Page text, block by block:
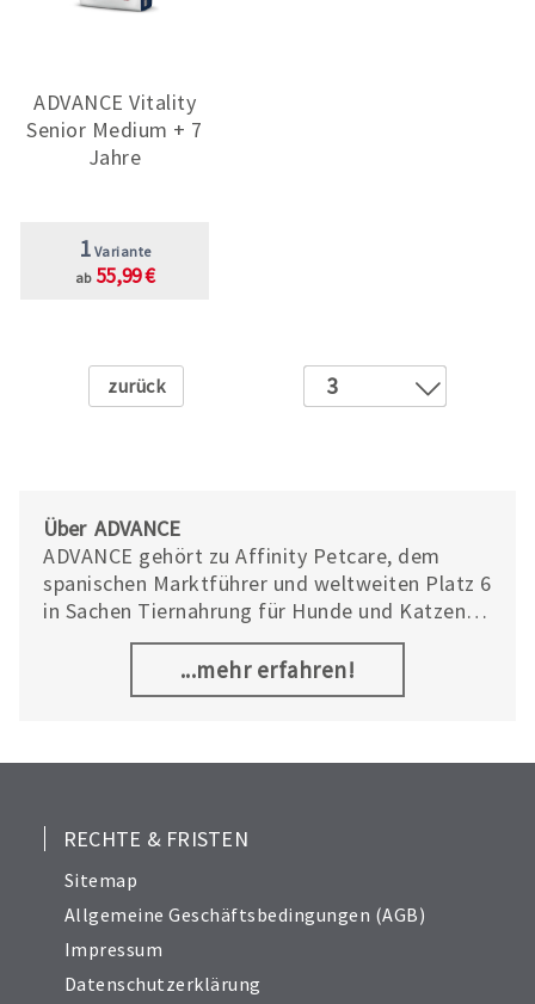
ADVANCE Vitality
Senior Medium + 7
Jahre
1 Variante
ab 55,99 €
Zurück
3
Über ADVANCE
ADVANCE gehört zu Affinity Petcare, dem
spanischen Marktführer und weltweiten Platz 6
in Sachen Tiernahrung für Hunde und Katzen.
Das Unternehmen zeichnet mehr als 50 Jahre
Erfahrung in der Herstellung von
Tierfutterprodukten aus. Dabei sind Hunde und
...mehr erfahren!
RECHTE & FRISTEN
Sitemap
Allgemeine Geschäftsbedingungen (AGB)
Impressum
Datenschutzerklärung